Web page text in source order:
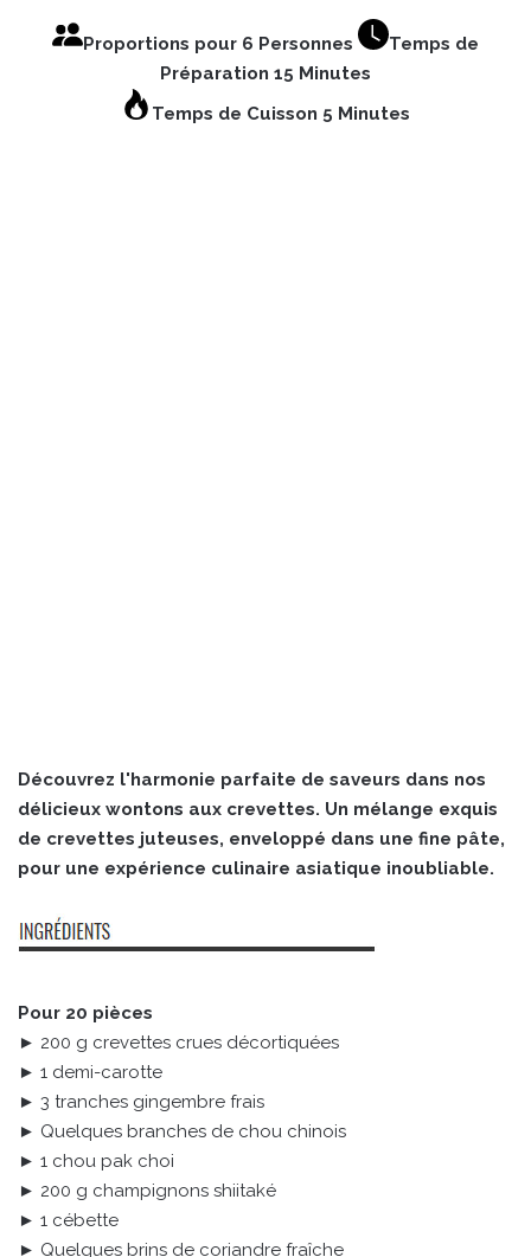
Proportions pour 6 Personnes
Temps de
Préparation 15 Minutes
Temps de Cuisson 5 Minutes
Découvrez l'harmonie parfaite de saveurs dans nos
délicieux wontons aux crevettes. Un mélange exquis
de crevettes juteuses, enveloppé dans une fine pâte,
pour une expérience culinaire asiatique inoubliable.
Pour 20 pièces
► 200 g crevettes crues décortiquées
► 1 demi-carotte
► 3 tranches gingembre frais
► Quelques branches de chou chinois
► 1 chou pak choi
► 200 g champignons shiitaké
► 1 cébette
► Quelques brins de coriandre fraîche